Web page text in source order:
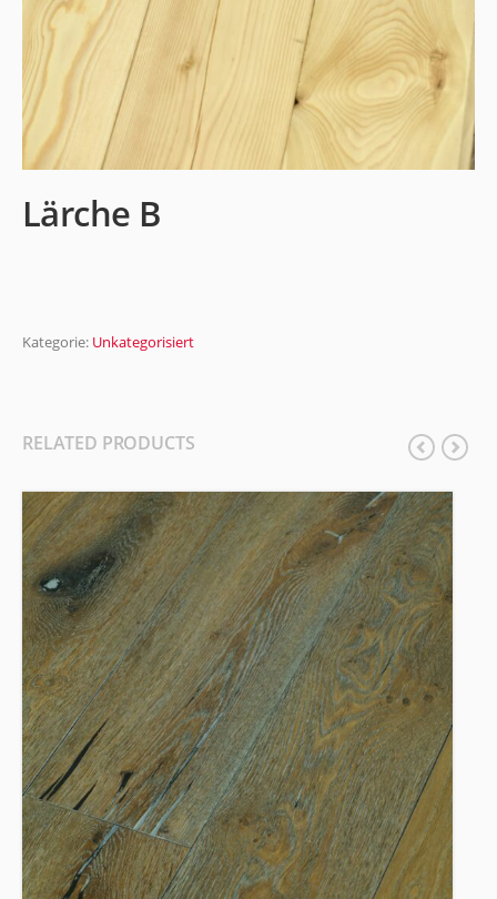
Lärche B
Kategorie: Unkategorisiert
RELATED PRODUCTS